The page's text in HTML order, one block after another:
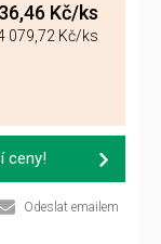
Kč/ks
079,72 Kč/ks
ceny!
Odeslat emailem